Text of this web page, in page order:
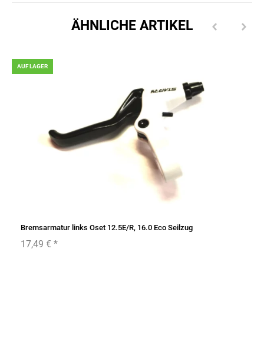
ÄHNLICHE ARTIKEL
AUF LAGER
Bremsarmatur links Oset 12.5E/R, 16.0 Eco Seilzug
17,49 € *